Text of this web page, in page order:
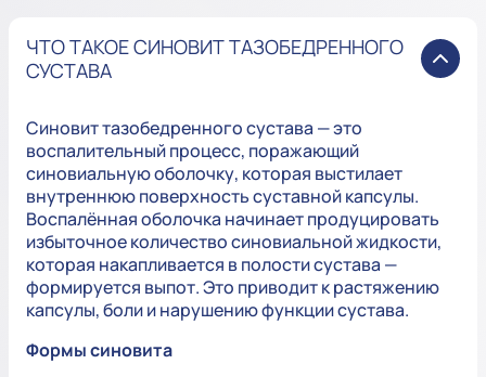
ЧТО ТАКОЕ СИНОВИТ ТАЗОБЕДРЕННОГО
СУСТАВА
Синовит тазобедренного сустава — это
воспалительный процесс, поражающий
синовиальную оболочку, которая выстилает
внутреннюю поверхность суставной капсулы.
Воспалённая оболочка начинает продуцировать
избыточное количество синовиальной жидкости,
которая накапливается в полости сустава —
формируется выпот. Это приводит к растяжению
капсулы, боли и нарушению функции сустава.
Формы синовита